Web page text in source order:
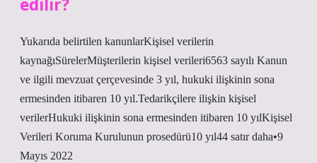
edilir?
Yukarıda belirtilen kanunlarKişisel verilerin
kaynağıSürelerMüşterilerin kişisel verileri6563 sayılı Kanun
ve ilgili mevzuat çerçevesinde 3 yıl, hukuki ilişkinin sona
ermesinden itibaren 10 yıl.Tedarikçilere ilişkin kişisel
verilerHukuki ilişkinin sona ermesinden itibaren 10 yılKişisel
Verileri Koruma Kurulunun prosedürü10 yıl44 satır daha•9
Mayıs 2022